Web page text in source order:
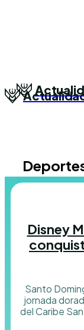
Copyright ©
Copyright ©
Disney
Santo
jornada
del Caribe